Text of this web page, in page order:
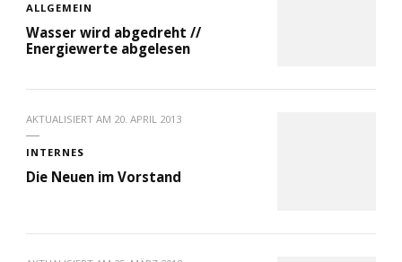
ALLGEMEIN
Wasser wird abgedreht //
Energiewerte abgelesen
AKTUALISIERT AM 20. APRIL 2013
INTERNES
Die Neuen im Vorstand